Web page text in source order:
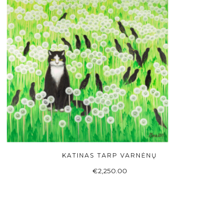
Į KREPŠELĮ
KATINAS TARP VARNĖNŲ
€2,250.00